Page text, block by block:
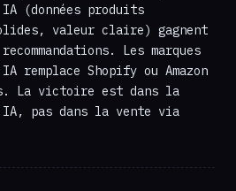
(données produits
valeur claire) gagnent
Les marques
remplace Shopify ou Amazon
La victoire est dans la
pas dans la vente via